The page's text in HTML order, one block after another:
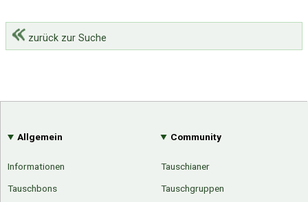
zurück zur Suche
Allgemein
Informationen
Tauschbons
Community
Tauschianer
Tauschgruppen